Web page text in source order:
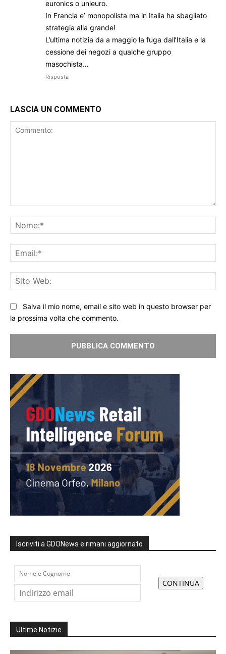
euronics o unieuro.
In Francia e’ monopolista ma in Italia ha sbagliato
strategia alla grande!
L’ultima notizia da a maggio la fuga dall’Italia e la
cessione dei negozi a qualche gruppo
masochista…
Risposta
LASCIA UN COMMENTO
Salva il mio nome, email e sito web in questo browser per
la prossima volta che commento.
Iscriviti a GDONews e rimani aggiornato
Ultime Notizie